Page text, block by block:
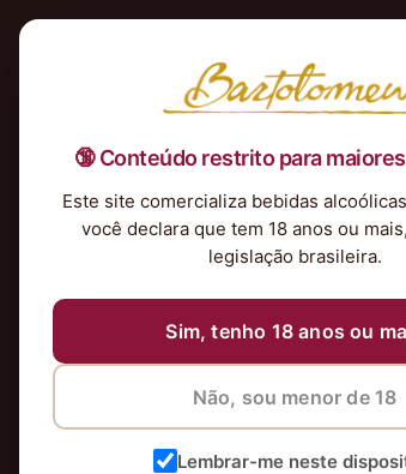
🔞 Conteúdo restrito para
Este site comercializa bebidas
você declara que tem 18 anos ou
legislação brasileira.
Sim, tenho 18 anos ou
Não, sou menor de 18
Lembrar-me neste
Nossa Seleção TintosBrancos